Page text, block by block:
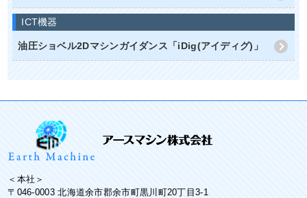
ICT機器
油圧ショベル2Dマシンガイダンス「iDig(アイディグ)」
＜本社＞
〒046-0003 北海道余市郡余市町黒川町20丁目3-1